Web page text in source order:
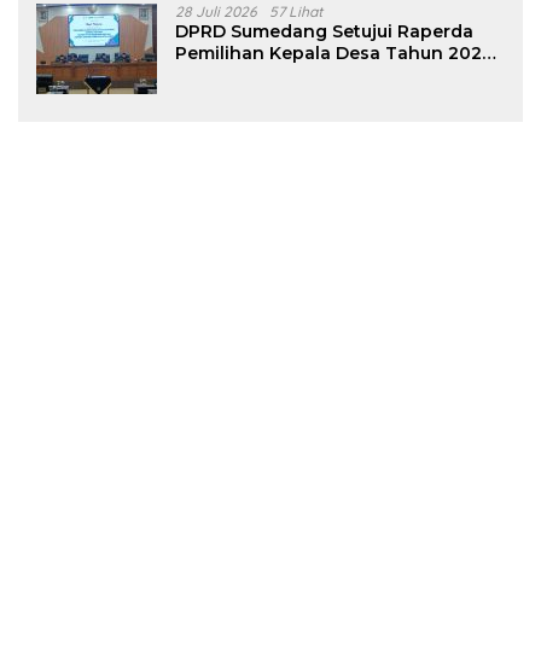
28 Juli 2026 57 Lihat
DPRD Sumedang Setujui Raperda
Pemilihan Kepala Desa Tahun 2026